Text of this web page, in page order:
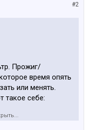
#2
Прожиг/
время опять
или менять.
такое себе:
filjtr/bmw-